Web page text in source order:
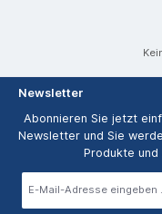
Newsletter
Abonnieren Sie jetzt
Newsletter und Sie
Produkte